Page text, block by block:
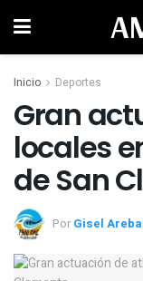
Inicio Deportes
Gran
locales
Por Gisel